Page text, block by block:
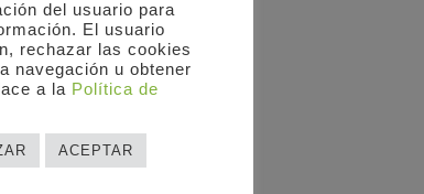
del usuario para
El usuario
rechazar las cookies
navegación u obtener
a la Política de
ACEPTAR